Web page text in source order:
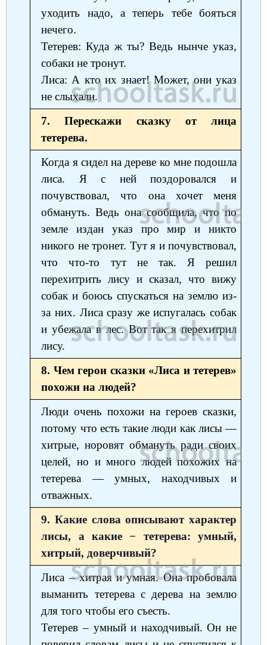
уходить надо, а теперь тебе бояться
нечего.
Тетерев: Куда ж ты? Ведь нынче указ,
собаки не тронут.
Лиса: А кто их знает! Может, они указ
не слыхали.
7. Перескажи сказку от лица
тетерева.
Когда я сидел на дереве ко мне подошла
лиса. Я с ней поздоровался и
почувствовал, что она хочет меня
обмануть. Ведь она сообщила, что по
земле издан указ про мир и никто
никого не тронет. Тут я и почувствовал,
что что-то тут не так. Я решил
перехитрить лису и сказал, что вижу
собак и боюсь спускаться на землю из-
за них. Лиса сразу же испугалась собак
и убежала в лес. Вот так я перехитрил
лису.
8. Чем герои сказки «Лиса и тетерев»
похожи на людей?
Люди очень похожи на героев сказки,
потому что есть такие люди как лисы —
хитрые, норовят обмануть ради своих
целей, но и много людей похожих на
тетерева — умных, находчивых и
отважных.
9. Какие слова описывают характер
лисы, а какие − тетерева: умный,
хитрый, доверчивый?
Лиса – хитрая и умная. Она пробовала
выманить тетерева с дерева на землю
для того чтобы его съесть.
Тетерев – умный и находчивый. Он не